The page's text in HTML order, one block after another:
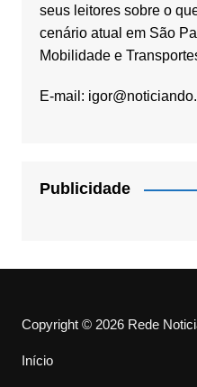
seus leitores sobre o
cenário atual em São
Mobilidade e
E-mail:
Publicidade
Copyright © 2026 Rede
Início